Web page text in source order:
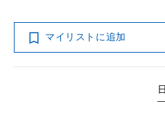
マイリストに追加